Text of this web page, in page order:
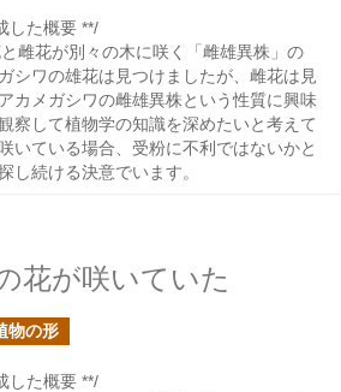
した概要 **/
雌花が別々の木に咲く「雌雄異株」の
シワの雄花は見つけましたが、雌花は見
カメガシワの雌雄異株という性質に興味
察して植物学の知識を深めたいと考えて
いている場合、受粉に不利ではないかと
し続ける決意でいます。
花が咲いていた
物の形
した概要 **/